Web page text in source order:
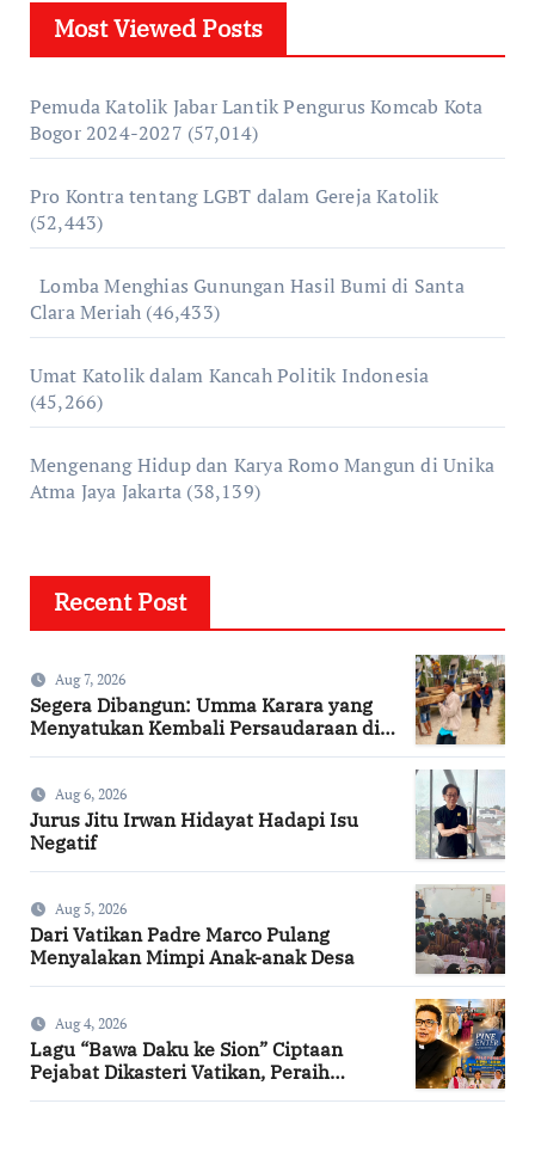
Most Viewed Posts
Pemuda Katolik Jabar Lantik Pengurus Komcab Kota
Bogor 2024-2027 (57,014)
Pro Kontra tentang LGBT dalam Gereja Katolik
(52,443)
Lomba Menghias Gunungan Hasil Bumi di Santa
Clara Meriah (46,433)
Umat Katolik dalam Kancah Politik Indonesia
(45,266)
Mengenang Hidup dan Karya Romo Mangun di Unika
Atma Jaya Jakarta (38,139)
Recent Post
Aug 7, 2026
Segera Dibangun: Umma Karara yang
Menyatukan Kembali Persaudaraan di
Aug 6, 2026
Jurus Jitu Irwan Hidayat Hadapi Isu
Negatif
Aug 5, 2026
Dari Vatikan Padre Marco Pulang
Menyalakan Mimpi Anak-anak Desa
Aug 4, 2026
Lagu “Bawa Daku ke Sion” Ciptaan
Pejabat Dikasteri Vatikan, Peraih